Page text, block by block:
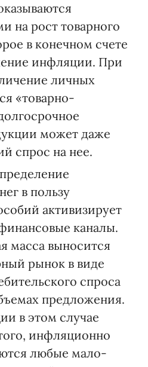
на рост товарного
в конечном счете
инфляции. При
личных
«товарно-
может даже
спрос на нее.
в пользу
активизирует
каналы.
масса выносится
рынок в виде
спроса
предложения.
в этом случае
инфляционно
любые мало-